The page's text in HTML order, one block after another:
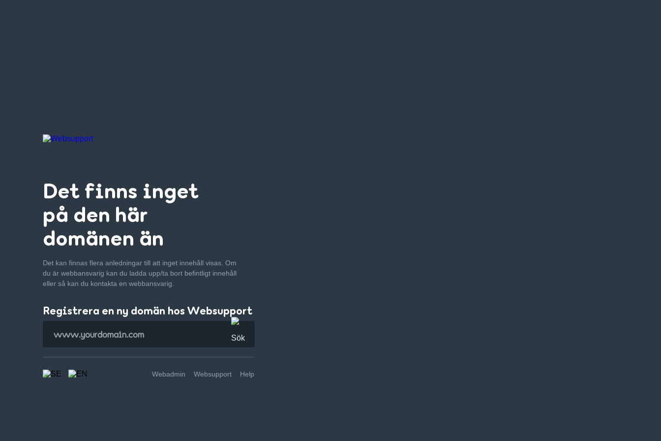
Det finns inget
på den här
domänen än
Det kan finnas flera anledningar till att inget innehåll visas. Om
du är webbansvarig kan du ladda upp/ta bort befintligt innehåll
eller så kan du kontakta en webbansvarig.
Registrera en ny domän hos Websupport
Webadmin Websupport Help